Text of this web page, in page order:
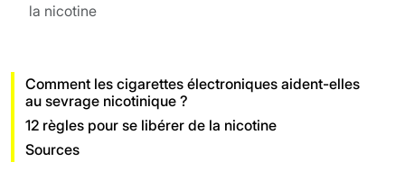
la nicotine
Comment les cigarettes électroniques aident-elles
au sevrage nicotinique ?
12 règles pour se libérer de la nicotine
Sources